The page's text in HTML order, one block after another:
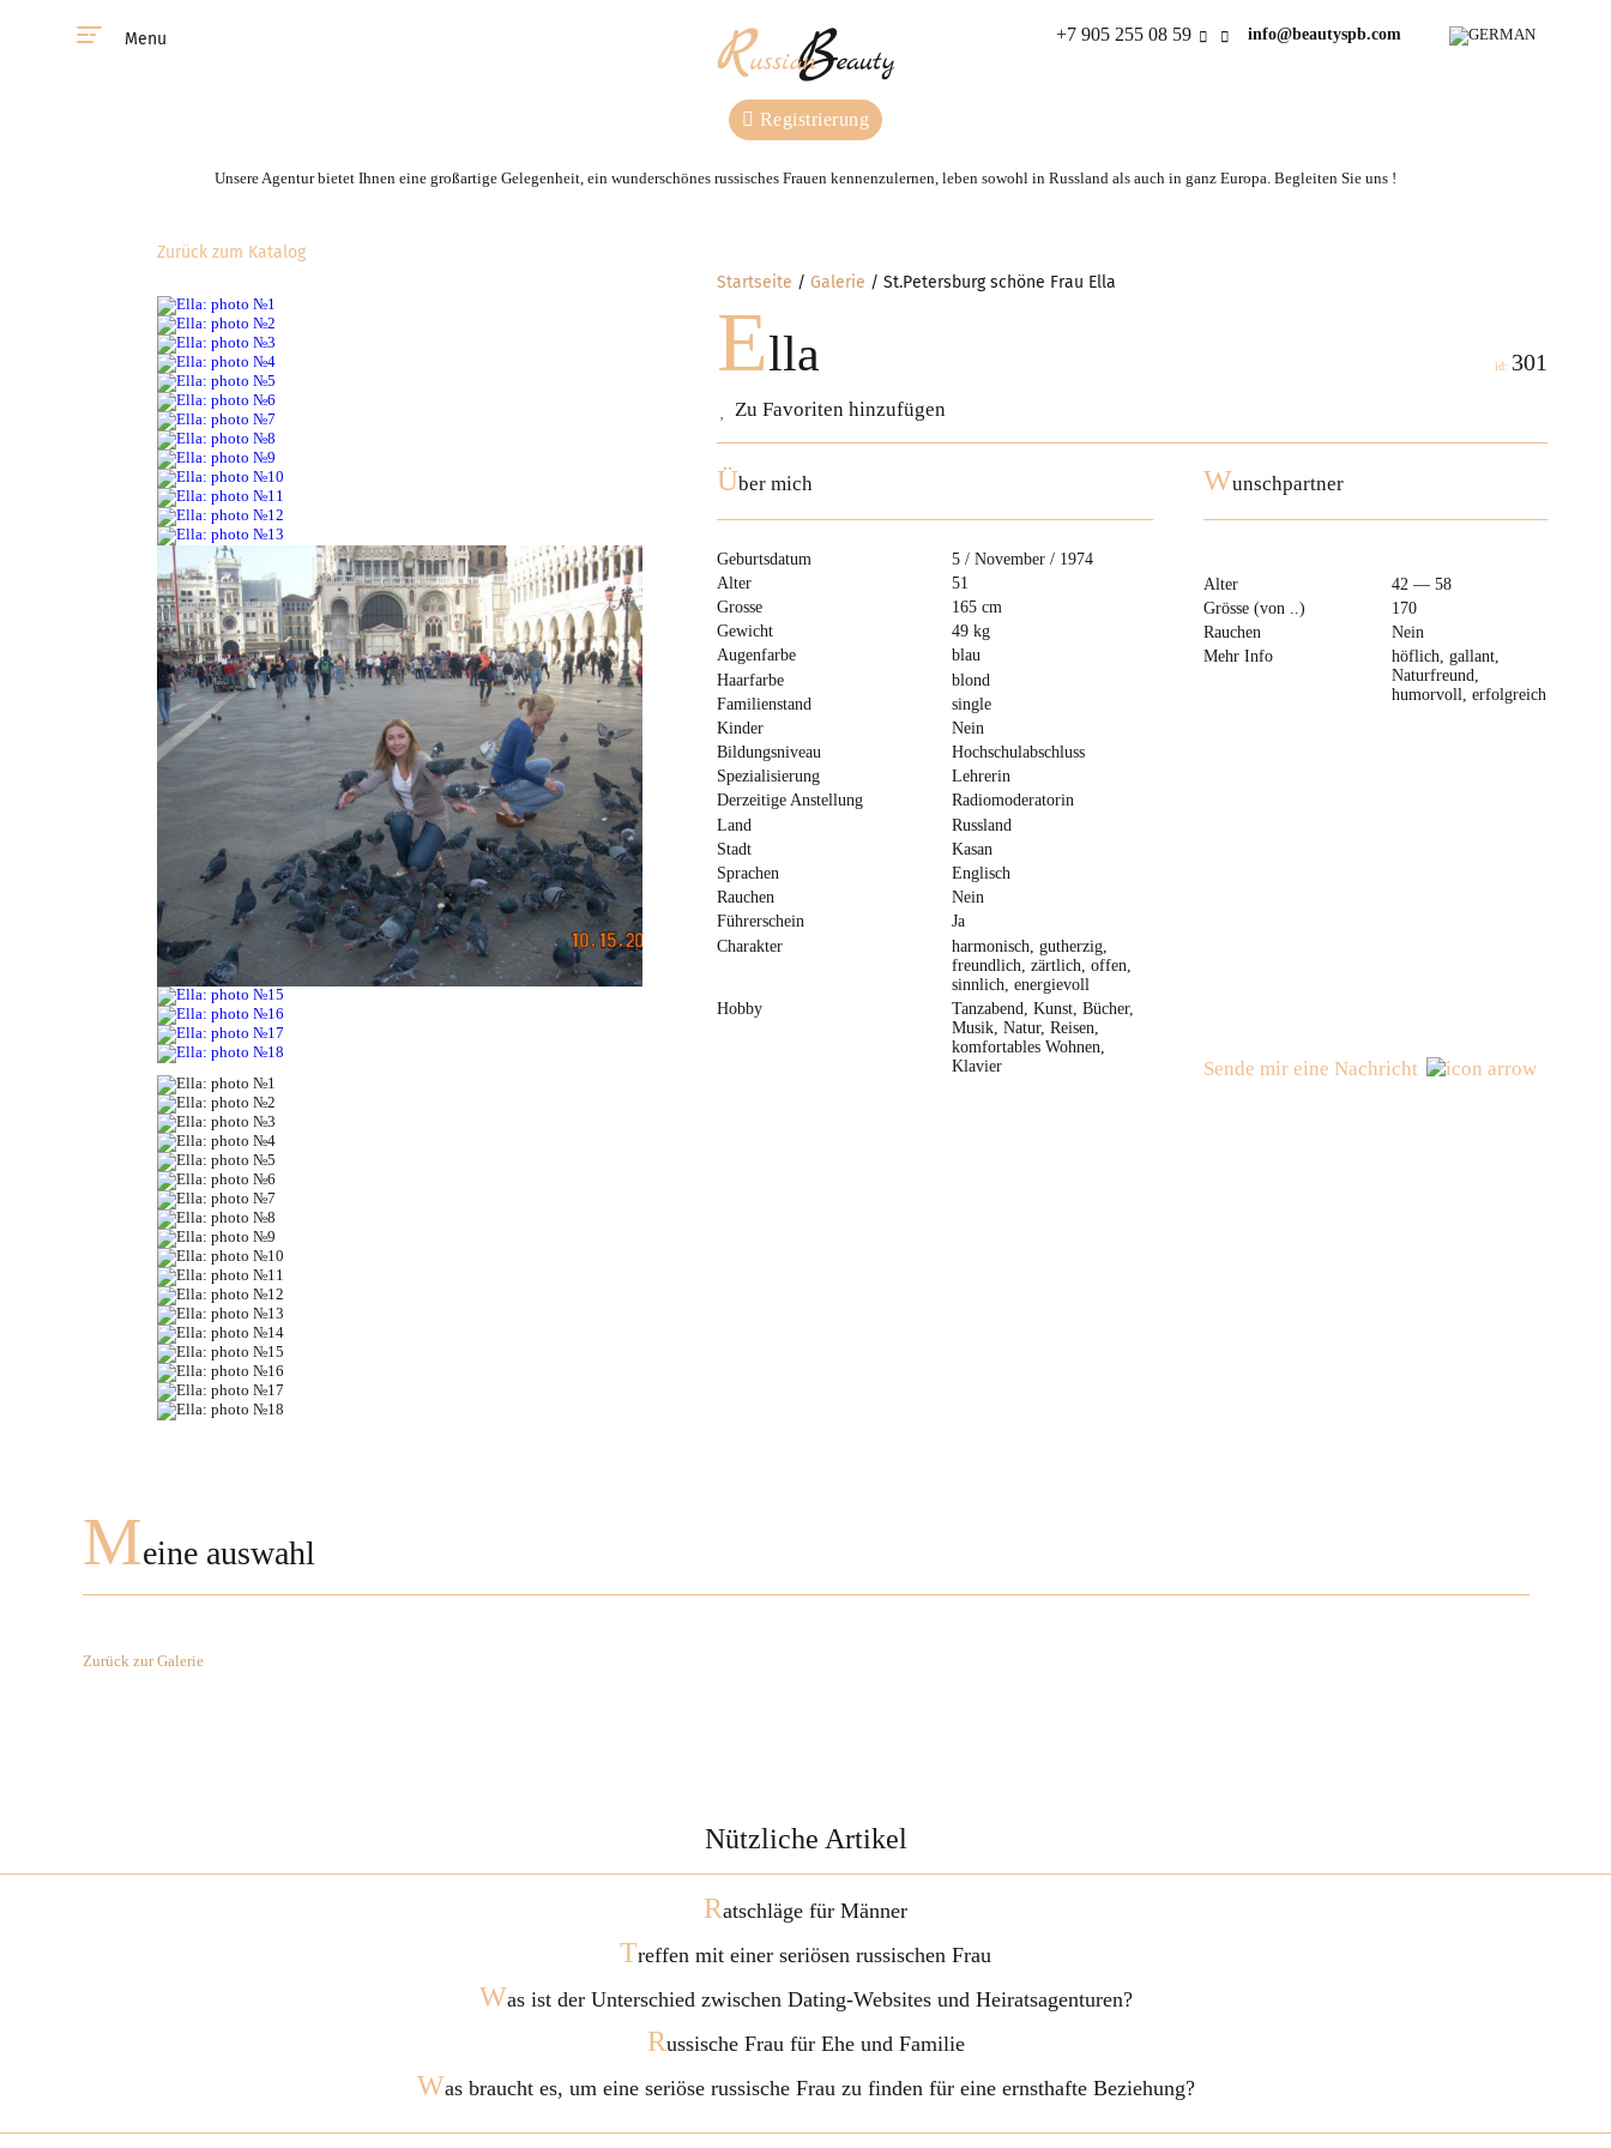
Menu +7 905 255 08 59 info@beautyspb.com
Registrierung
Unsere Agentur bietet Ihnen eine großartige Gelegenheit, ein wunderschönes russisches Frauen kennenzulernen, leben sowohl in Russland als auch in ganz Europa. Begleiten Sie uns !
Startseite Galerie St.Petersburg schöne Frau Ella
Ella
Zu Favoriten hinzufügen
id: 301
Zurück zum Katalog
Über mich
Geburtsdatum
5 / November / 1974
Alter
51
Grosse
165 cm
Gewicht
49 kg
Augenfarbe
blau
Haarfarbe
blond
Familienstand
single
Kinder
Nein
Bildungsniveau
Hochschulabschluss
Spezialisierung
Lehrerin
Derzeitige Anstellung
Radiomoderatorin
Land
Russland
Stadt
Kasan
Sprachen
Englisch
Rauchen
Nein
Führerschein
Ja
Charakter
harmonisch, gutherzig,
freundlich, zärtlich, offen,
sinnlich, energievoll
Hobby
Tanzabend, Kunst, Bücher,
Musik, Natur, Reisen,
komfortables Wohnen,
Klavier
Wunschpartner
Alter
42 — 58
Grösse (von ..)
170
Rauchen
Nein
Mehr Info
höflich, gallant,
Naturfreund,
humorvoll, erfolgreich
Sende mir eine Nachricht
Meine auswahl
Zurück zur Galerie
Nützliche Artikel
Ratschläge für Männer
Treffen mit einer seriösen russischen Frau
Was ist der Unterschied zwischen Dating-Websites und Heiratsagenturen?
Russische Frau für Ehe und Familie
Was braucht es, um eine seriöse russische Frau zu finden für eine ernsthafte Beziehung?